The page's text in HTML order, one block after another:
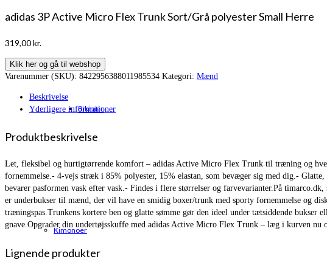
Bikinier
Kimonoer
adidas 3P Active Micro Flex Trunk Sort/Grå polyester Small Herre
319,00kr.
Klik her og gå til webshop
Varenummer (SKU): 8422956388011985534 Kategori: Mænd
Beskrivelse
Yderligere informationer
Produktbeskrivelse
Let, fleksibel og hurtigtørrende komfort – adidas Active Micro Flex Trunk til træning og
fornemmelse.- 4-vejs stræk i 85% polyester, 15% elastan, som bevæger sig med dig.-
bevarer pasformen vask efter vask.- Findes i flere størrelser og farvevarianter.På
er underbukser til mænd, der vil have en smidig boxer/trunk med sporty fornemmelse og
træningspas.Trunkens kortere ben og glatte sømme gør den ideel under tætsiddende
gnave.Opgrader din undertøjsskuffe med adidas Active Micro Flex Trunk – læg i kurven nu
Lignende produkter